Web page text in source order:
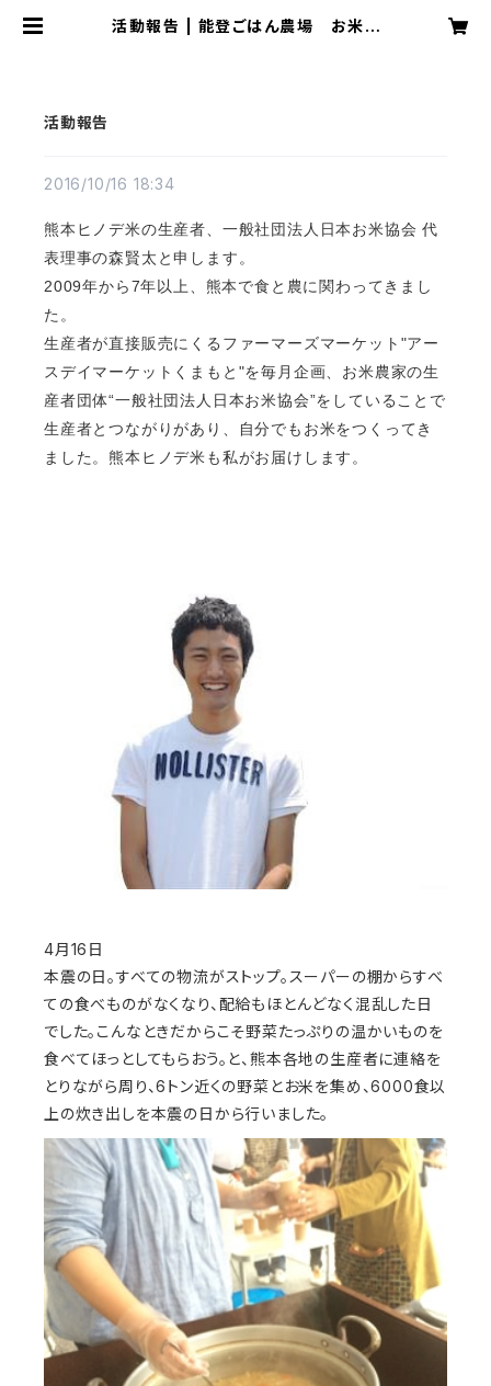
活動報告 | 能登ごはん農場 お米と
活動報告
2016/10/16 18:34
熊本ヒノデ米の生産者 、一般社団法人日本お米協会 代
表理事の森賢太と申します。
2009年から7年以上、熊本で食と農に関わってきまし
た。
生産者が直接販売にくるファーマーズマーケット"アー
スデイマーケットくまもと"を毎月企画、お米農家の生
産者団体“一般社団法人 日本お米協会”をしていることで
生産者とつながりがあり、自分でもお米をつくってき
ました。熊本ヒノデ米も私がお届けします。
4月16日
本震の日。すべての物流がストップ。スーパーの棚からすべ
ての食べものがなくなり、配給もほとんどなく混乱した日
でした。こんなときだからこそ野菜たっぷりの温かいものを
食べてほっとしてもらおう。と、熊本各地の生産者に連絡を
とりながら周り、6トン近くの野菜とお米を集め、6000食以
上の炊き出しを本震の日から行いました。